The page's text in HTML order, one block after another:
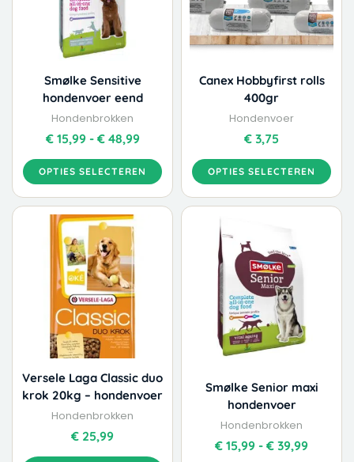
Smølke Sensitive
hondenvoer eend
Hondenbrokken
€15,99 - €48,99
OPTIES SELECTEREN
Deze
optie
kan
gekozen
worden
op
de
productpagina
Canex Hobbyfirst rolls
400gr
Hondenvoer
€ 3,75
OPTIES SELECTEREN
Deze
optie
kan
worden
op
de
productpagina
Versele Laga Classic duo
krok 20kg – hondenvoer
Hondenbrokken
€ 25,99
Smølke Senior maxi
hondenvoer
Hondenbrokken
€ 15,99 - € 39,99
heeft
meerdere
variaties.
Deze
optie
kan
gekozen
op
de
productpagina